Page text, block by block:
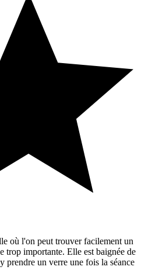
où l'on peut trouver facilement un
trop importante. Elle est baignée de
prendre un verre une fois la séance